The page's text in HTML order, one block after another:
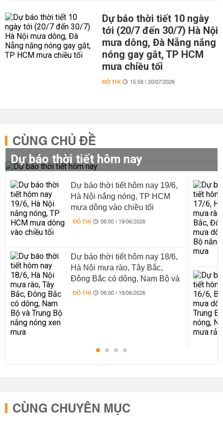
Dự báo thời tiết 10 ngày
tới (20/7 đến 30/7) Hà Nội
mưa dông, Đà Nẵng nắng
nóng gay gắt, TP HCM
mưa chiều tối
ĐÔ THỊ 15:58 | 20/07/2026
CÙNG CHỦ ĐỀ
Dự báo thời tiết hôm nay
Dự báo thời tiết hôm nay 19/6,
Hà Nội nắng nóng, TP HCM
mưa dông vào chiều tối
ĐÔ THỊ 06:00 | 19/06/2026
Dự báo thời tiết hôm nay 18/6,
Hà Nội mưa rào, Tây Bắc,
Đông Bắc có dông, Nam Bộ và
Trung Bộ nắng nóng xen mưa
ĐÔ THỊ 06:00 | 18/06/2026
CÙNG CHUYÊN MỤC